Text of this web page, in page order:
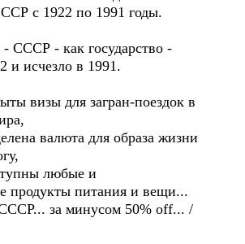
с 1922 по 1991 годы.
СССР - как государство -
и исчезло в 1991.
визы для загран-поездок в
валюта для образа жизни
любые и
продукты питания и вещи...
за минусом 50% off... /